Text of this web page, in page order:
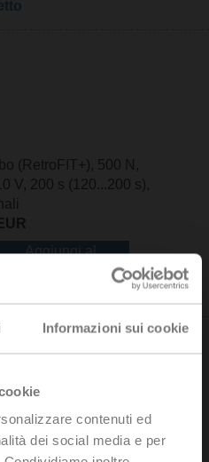
Informazioni sui cookie
contenuti ed
dei social media e per
(RetroFIT+), 500 N,
V, 200 s (120...200 s),
Aggiungi al
(RetroFIT+), 500 N,